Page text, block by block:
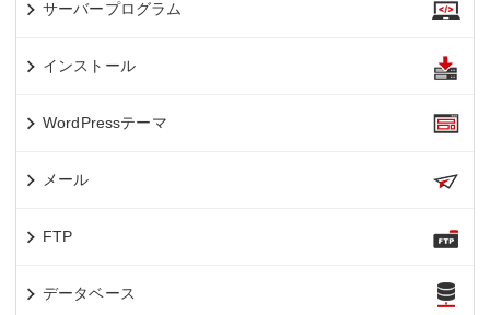
サーバープログラム
インストール
WordPressテーマ
メール
FTP
データベース